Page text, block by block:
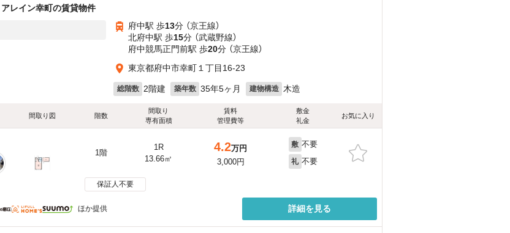
アレイン幸町の賃貸物件
府中駅 歩13分 （京王線）
北府中駅 歩15分 （武蔵野線）
府中競馬正門前駅 歩20分 （京王線）
東京都府中市幸町１丁目16-23
総階数 2階建 築年数 35年5ヶ月 建物構造 木造
間取り図 階数
間取り
専有面積
賃料
管理費等
敷金
礼金
お気に入り
1階
1R
13.66㎡
4.2万円
3,000円
敷 不要
礼 不要
保証人不要
ほか提供 詳細を見る